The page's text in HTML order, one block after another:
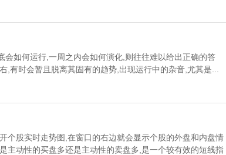
如何运行,一周之内会如何演化,则往往难以给出正确的答
有时会暂且脱离其固有的趋势,出现运行中的杂音,尤其是...
个股实时走势图,在窗口的右边就会显示个股的外盘和内盘情
主动性的买盘多还是主动性的卖盘多,是一个较有效的短线指